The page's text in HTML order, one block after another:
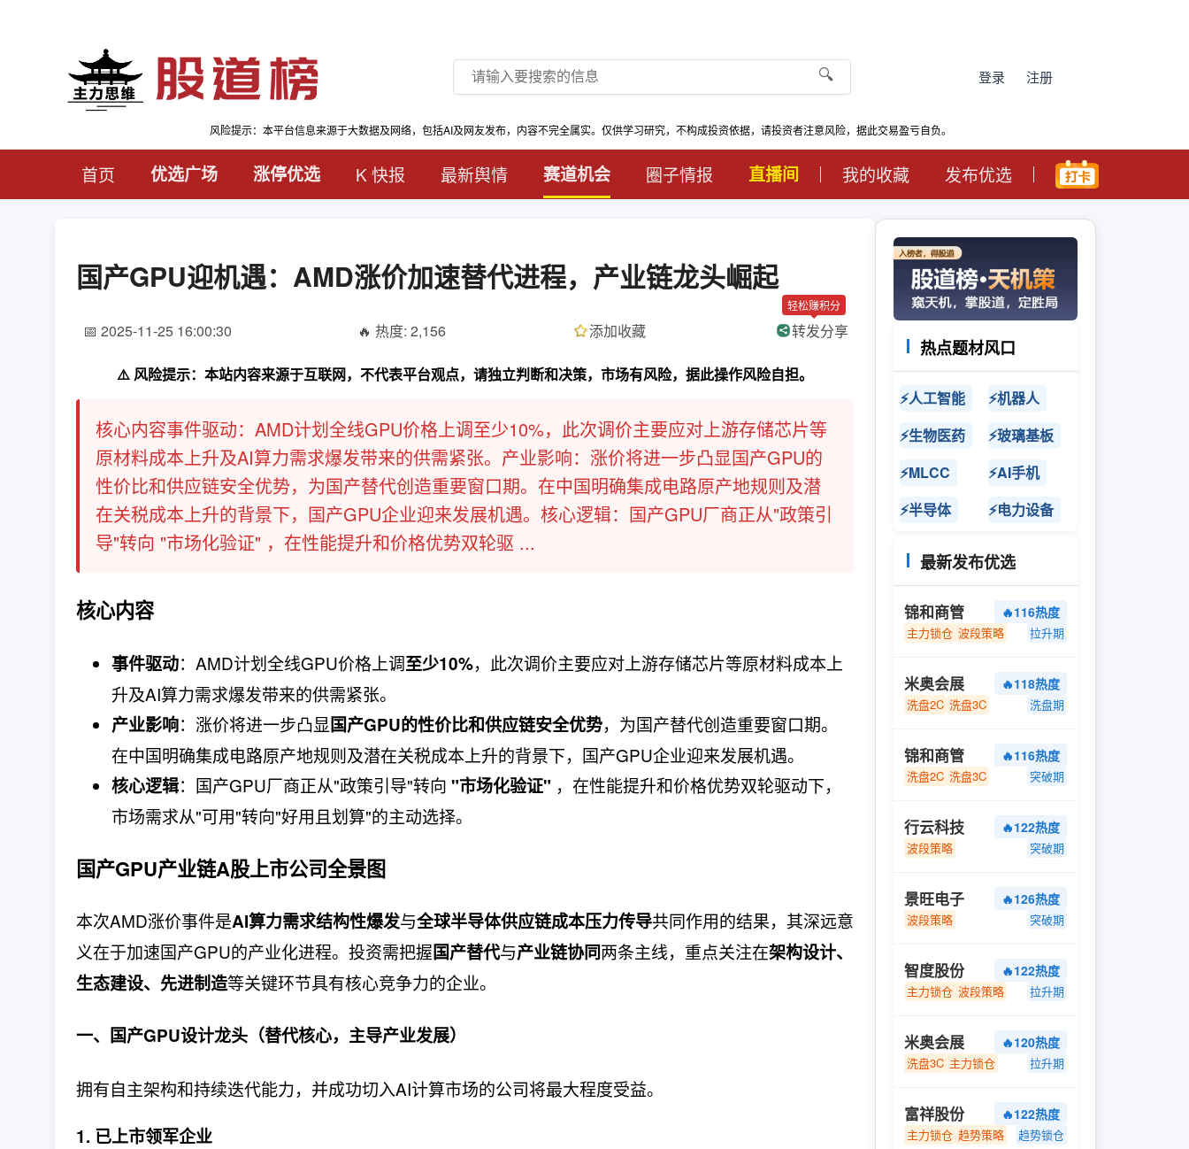
🔍 登录 注册
风险提示：本平台信息来源于大数据及网络，包括AI及网友发布，内容不完全属实。仅供学习研究，不构成投资依据，请投资者注意风险，据此交易盈亏自负。
首页 优选广场 涨停优选 K 快报 最新舆情 赛道机会 圈子情报 直播间 我的收藏 发布优选
国产GPU迎机遇：AMD涨价加速替代进程，产业链龙头崛起
📅 2025-11-25 16:00:30 🔥 热度: 2,156 添加收藏
轻松赚积分
转发分享
⚠️ 风险提示：本站内容来源于互联网，不代表平台观点，请独立判断和决策，市场有风险，据此操作风险自担。
核心内容事件驱动：AMD计划全线GPU价格上调至少10%，此次调价主要应对上游存储芯片等
原材料成本上升及AI算力需求爆发带来的供需紧张。产业影响：涨价将进一步凸显国产GPU的
性价比和供应链安全优势，为国产替代创造重要窗口期。在中国明确集成电路原产地规则及潜
在关税成本上升的背景下，国产GPU企业迎来发展机遇。核心逻辑：国产GPU厂商正从"政策引
导"转向 "市场化验证"​ ，在性能提升和价格优势双轮驱 ...
核心内容
事件驱动：AMD计划全线GPU价格上调至少10%，此次调价主要应对上游存储芯片等原材料成本上
升及AI算力需求爆发带来的供需紧张。
产业影响：涨价将进一步凸显国产GPU的性价比和供应链安全优势，为国产替代创造重要窗口期。
在中国明确集成电路原产地规则及潜在关税成本上升的背景下，国产GPU企业迎来发展机遇。
核心逻辑：国产GPU厂商正从"政策引导"转向 "市场化验证" ​ ，在性能提升和价格优势双轮驱动下，
市场需求从"可用"转向"好用且划算"的主动选择。
国产GPU产业链A股上市公司全景图
本次AMD涨价事件是AI算力需求结构性爆发与全球半导体供应链成本压力传导共同作用的结果，其深远意
义在于加速国产GPU的产业化进程。投资需把握国产替代与产业链协同两条主线，重点关注在架构设计、
生态建设、先进制造等关键环节具有核心竞争力的企业。
一、国产GPU设计龙头（替代核心，主导产业发展）
拥有自主架构和持续迭代能力，并成功切入AI计算市场的公司将最大程度受益。
1. 已上市领军企业
热点题材风口
⚡人工智能
⚡机器人
⚡生物医药
⚡玻璃基板
⚡MLCC
⚡AI手机
⚡半导体
⚡电力设备
最新发布优选
锦和商管 🔥116热度
主力锁仓 波段策略 拉升期
米奥会展 🔥118热度
洗盘2C 洗盘3C 洗盘期
锦和商管 🔥116热度
洗盘2C 洗盘3C 突破期
行云科技 🔥122热度
波段策略 突破期
景旺电子 🔥126热度
波段策略 突破期
智度股份 🔥122热度
主力锁仓 波段策略 拉升期
米奥会展 🔥120热度
洗盘3C 主力锁仓 拉升期
富祥股份 🔥122热度
主力锁仓 趋势策略 趋势锁仓